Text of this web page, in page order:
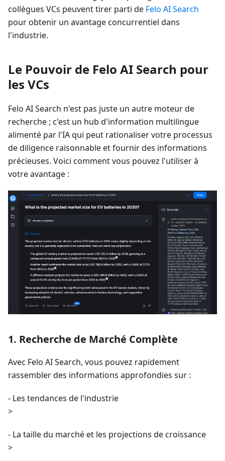
collègues VCs peuvent tirer parti de Felo AI Search
pour obtenir un avantage concurrentiel dans
l'industrie.
Le Pouvoir de Felo AI Search pour
les VCs
Felo AI Search n'est pas juste un autre moteur de
recherche ; c'est un hub d'information multilingue
alimenté par l'IA qui peut rationaliser votre processus
de diligence raisonnable et fournir des informations
précieuses. Voici comment vous pouvez l'utiliser à
votre avantage :
1. Recherche de Marché Complète
Avec Felo AI Search, vous pouvez rapidement
rassembler des informations approfondies sur :
- Les tendances de l'industrie
>
- La taille du marché et les projections de croissance
>